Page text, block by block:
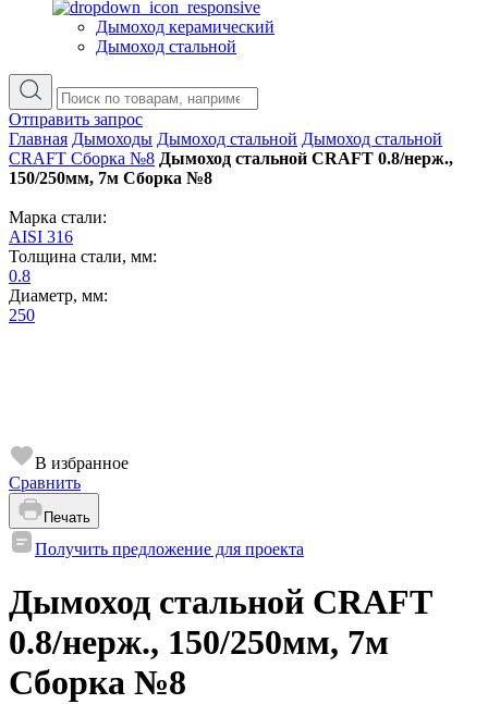
Дымоход керамический
Дымоход стальной
Отправить запрос
Главная Дымоходы Дымоход стальной Дымоход стальной
CRAFT Сборка №8 Дымоход стальной CRAFT 0.8/нерж.,
150/250мм, 7м Сборка №8
Марка стали:
AISI 316
Толщина стали, мм:
0.8
Диаметр, мм:
250
В избранное
Сравнить
Печать
Получить предложение для проекта
Дымоход стальной CRAFT
0.8/нерж., 150/250мм, 7м
Сборка №8